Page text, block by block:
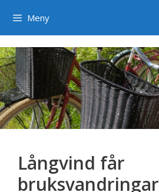
Meny
Långvind får
bruksvandringar